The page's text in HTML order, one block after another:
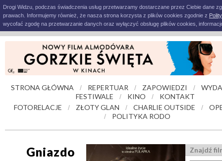
Drogi Widzu, podczas świadczenia usług przetwarzamy dostarczane przez Ciebie dane
prawach. Informujemy również, że nasza strona korzysta z plików cookies zgodnie z
wycofać zgodę na przetwarzanie danych oraz wyłączyć obsługę plików cookies,
STRONA GŁÓWNA / REPERTUAR / ZAPOWIEDZI /
FESTIWALE
/ KINO /
KONTAKT
FOTORELACJE
/ ZŁOTY GLAN / CHARLIE OUTSIDE /
/ POLITYKA RODO
Gniazdo Znajdź